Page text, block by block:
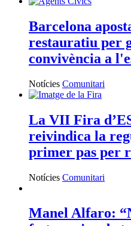
Barcelona
restauratiu per
convivència a
Notícies Comunitari
La VII Fira
reivindica la
primer pas per
Notícies Comunitari